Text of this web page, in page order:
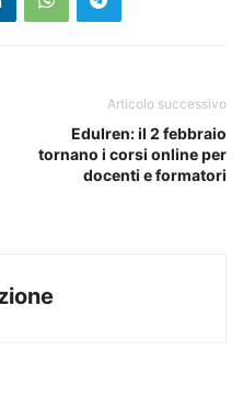
Articolo successivo
EduIren: il 2 febbraio
tornano i corsi online per
docenti e formatori